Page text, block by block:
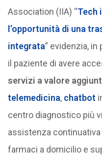
Association (IIA) “Tech
l’opportunità di una
integrata” evidenzia, in
il paziente di avere
servizi a valore
telemedicina, chatbot
centro diagnostico più
assistenza
farmaci a domicilio e